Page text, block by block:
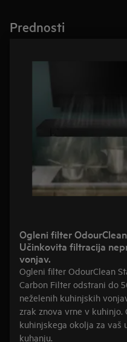
Prednosti
Ogleni filter
Učinkovita filtracija
vonjav.
Ogleni filter OdourClean
Carbon Filter odstrani do
neželenih kuhinjskih
zrak znova vrne v kuhinjo.
kuhinjskega okolja za vaš
kuhanju.